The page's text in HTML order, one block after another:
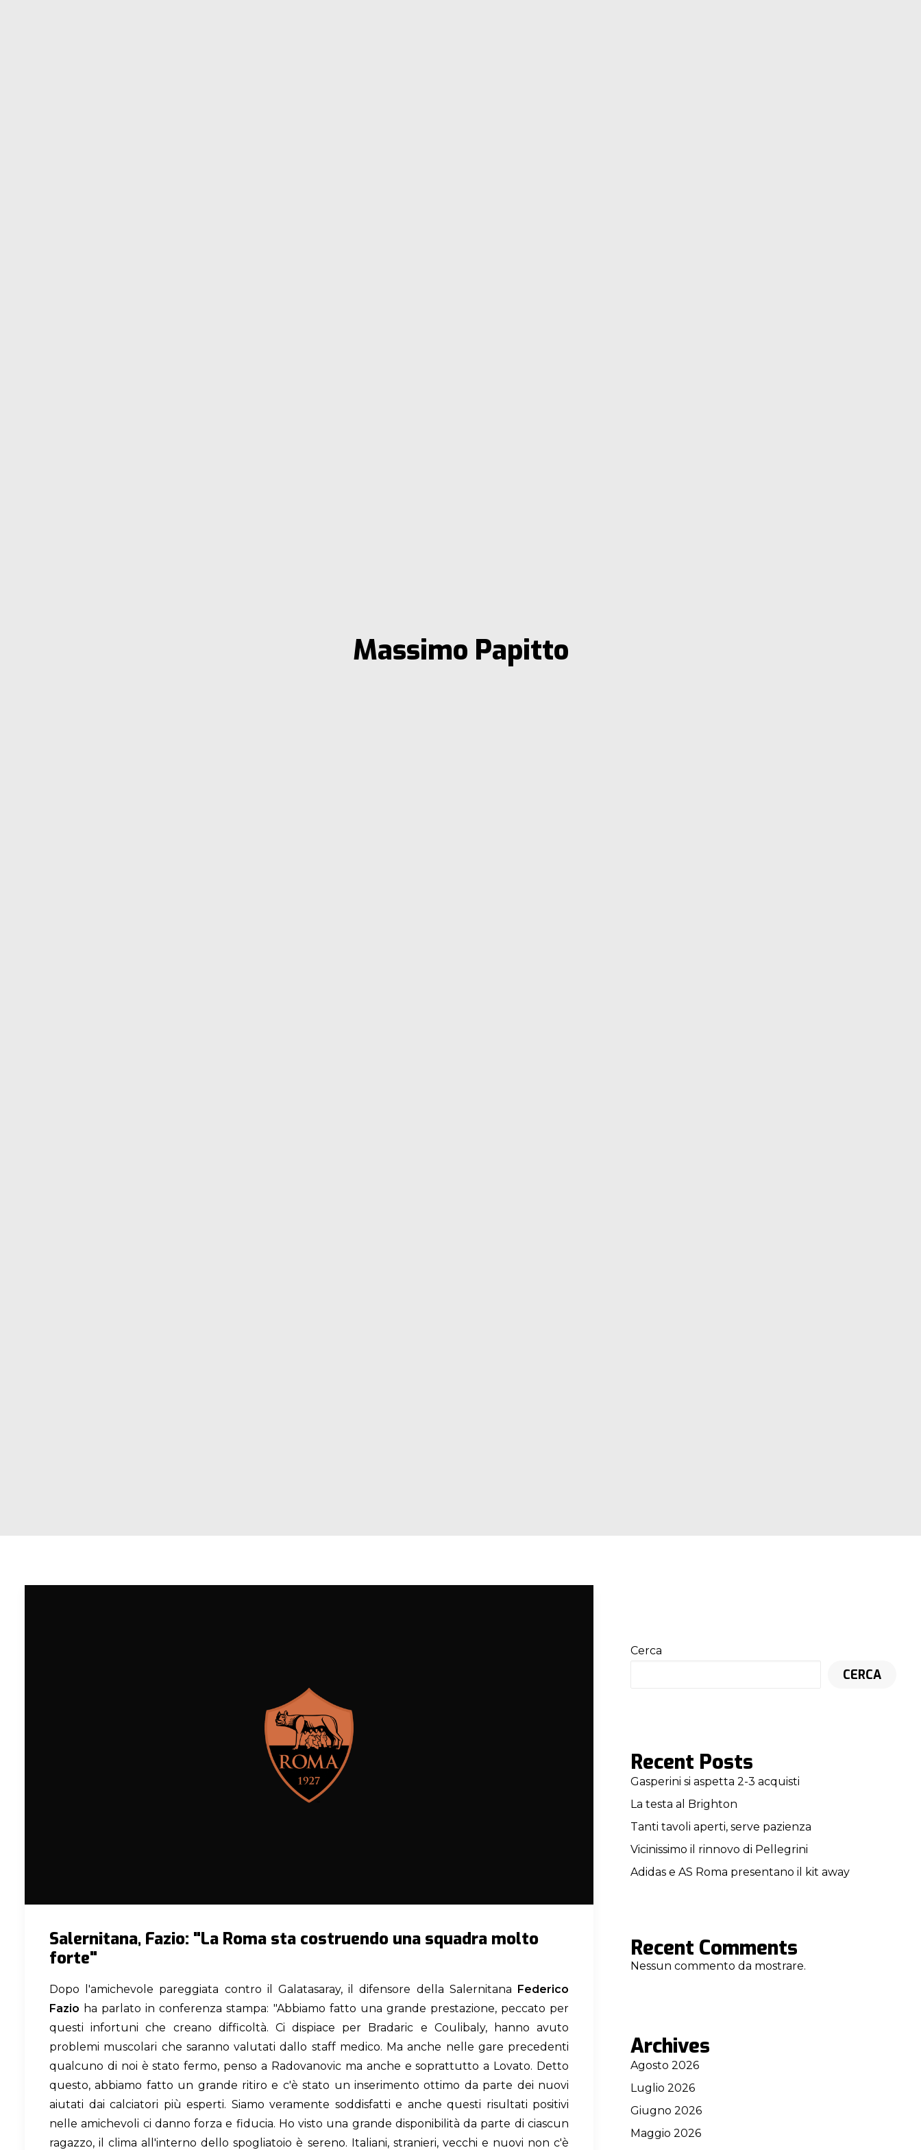
Massimo Papitto
Salernitana, Fazio: "La Roma sta costruendo una squadra molto
forte"
Dopo l'amichevole pareggiata contro il Galatasaray, il difensore della Salernitana
Federico
Fazio ha parlato in conferenza stampa: "Abbiamo fatto una grande prestazione, peccato per
questi infortuni che creano difficoltà. Ci dispiace per Bradaric e Coulibaly, hanno avuto
problemi muscolari che saranno valutati dallo staff medico. Ma anche nelle gare precedenti
qualcuno di noi è stato fermo, penso a Radovanovic ma anche e soprattutto a Lovato. Detto
questo, abbiamo fatto un grande ritiro e c'è stato un inserimento ottimo da parte dei nuovi
aiutati dai calciatori più esperti. Siamo veramente soddisfatti e anche questi risultati positivi
nelle amichevoli ci danno forza e fiducia. Ho visto una grande disponibilità da parte di ciascun
ragazzo, il clima all'interno dello spogliatoio è sereno. Italiani, stranieri, vecchi e nuovi non c'è
Cerca
CERCA
Recent Posts
Gasperini si aspetta 2-3 acquisti
La testa al Brighton
Tanti tavoli aperti, serve pazienza
Vicinissimo il rinnovo di Pellegrini
Adidas e AS Roma presentano il kit away
Recent Comments
Nessun commento da mostrare.
Archives
Agosto 2026
Luglio 2026
Giugno 2026
Maggio 2026